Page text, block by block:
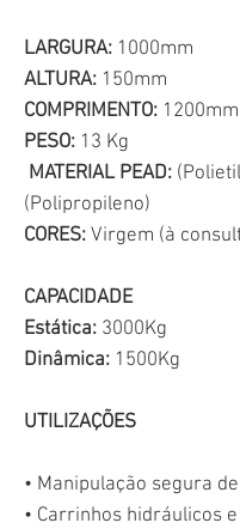
LARGURA: 1000mm
ALTURA: 150mm
COMPRIMENTO: 1200mm
PESO: 13 Kg
MATERIAL PEAD:
(Polipropileno)
CORES: Virgem (à
CAPACIDADE
Estática: 3000Kg
Dinâmica: 1500Kg
UTILIZAÇÕES
• Manipulação segura
• Carrinhos hidráulicos